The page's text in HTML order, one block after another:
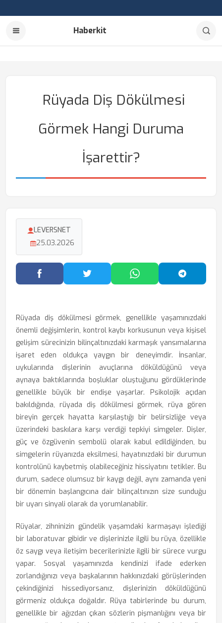
Haberkit
Rüyada Diş Dökülmesi
Görmek Hangi Duruma
İşarettir?
LEVERSNET
25.03.2026
Facebook'ta PaylaşTwitter'da PaylaşWhatsApp'ta Paylaş
Rüyada diş dökülmesi görmek, genellikle yaşamınızdaki
önemli değişimlerin, kontrol kaybı korkusunun veya kişisel
gelişim sürecinizin bilinçaltınızdaki karmaşık yansımalarına
işaret eden oldukça yaygın bir deneyimdir. İnsanlar,
uykularında dişlerinin avuçlarına döküldüğünü veya
aynaya baktıklarında boşluklar oluştuğunu gördüklerinde
genellikle büyük bir endişe yaşarlar. Psikolojik açıdan
bakıldığında, rüyada diş dökülmesi görmek, rüya gören
bireyin gerçek hayatta karşılaştığı bir belirsizliğe veya
üzerindeki baskılara karşı verdiği tepkiyi simgeler. Dişler,
güç ve özgüvenin sembolü olarak kabul edildiğinden, bu
simgelerin rüyanızda eksilmesi, hayatınızdaki bir durumun
kontrolünü kaybetmiş olabileceğiniz hissiyatını tetikler. Bu
durum, sadece olumsuz bir kaygı değil, aynı zamanda yeni
bir dönemin başlangıcına dair bilinçaltınızın size sunduğu
bir uyarı sinyali olarak da yorumlanabilir.
Rüyalar, zihninizin gündelik yaşamdaki karmaşayı işlediği
bir laboratuvar gibidir ve dişlerinizle ilgili bu rüya, özellikle
öz saygı veya iletişim becerilerinizle ilgili bir sürece vurgu
yapar. Sosyal yaşamınızda kendinizi ifade ederken
zorlandığınızı veya başkalarının hakkınızdaki görüşlerinden
çekindiğinizi hissediyorsanız, dişlerinizin döküldüğünü
görmeniz oldukça doğaldır. Rüya tabirlerinde bu durum,
genellikle bir ağızdan çıkan sözlerin pişmanlığını veya bir